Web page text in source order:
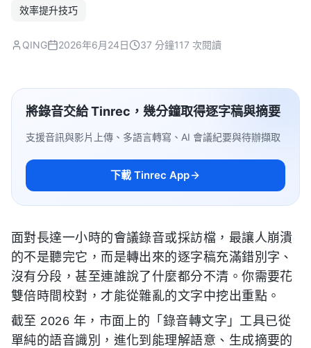
效率提升技巧
QING 2026年6月24日 37 分鐘117 次閱讀
將錄音交給 Tinrec，幾分鐘取得逐字稿與摘要
支援音訊與影片上傳、多語言轉寫、AI 會議紀要與待辦擷取
下載 Tinrec App
面對長達一小時的會議錄音或採訪檔，最讓人崩潰
的不是聽完它，而是轉出來的逐字稿充滿錯別字、
沒有分段，甚至連誰說了什麼都分不清。你需要花
雙倍時間校對，才能從雜亂的文字中挖出重點。
截至 2026 年，市面上的「錄音轉文字」工具已從
單純的語音識別，進化到能理解語意、生成摘要的